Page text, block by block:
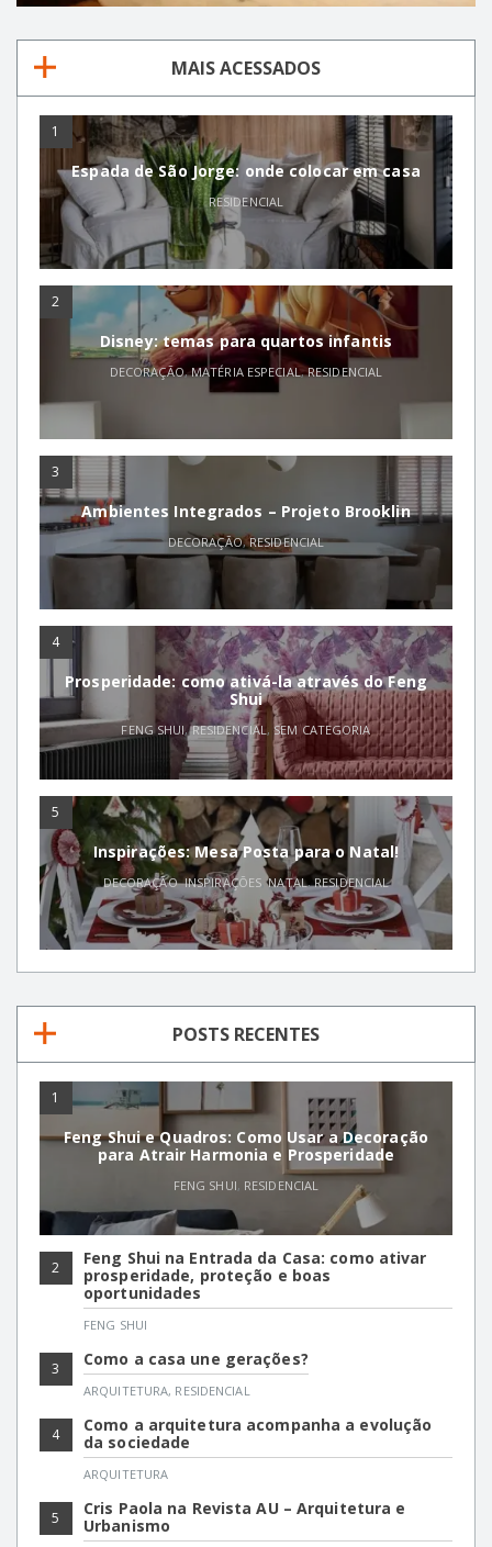
MAIS ACESSADOS
1
Espada de São Jorge: onde colocar em casa
RESIDENCIAL
2
Disney: temas para quartos infantis
DECORAÇÃO,MATÉRIA ESPECIAL,RESIDENCIAL
3
Ambientes Integrados – Projeto Brooklin
DECORAÇÃO,RESIDENCIAL
4
Prosperidade: como ativá-la através do Feng
Shui
FENG SHUI,RESIDENCIAL ,SEM CATEGORIA
5
Inspirações: Mesa Posta para o Natal!
DECORAÇÃO,INSPIRAÇÕES ,NATAL,RESIDENCIAL
POSTS RECENTES
1
Feng Shui e Quadros: Como Usar a Decoração
para Atrair Harmonia e Prosperidade
FENG SHUI, RESIDENCIAL
2
Feng Shui na Entrada da Casa: como ativar
prosperidade, proteção e boas
oportunidades
FENG SHUI
3 Como a casa une gerações?
ARQUITETURA, RESIDENCIAL
4
Como a arquitetura acompanha a evolução
da sociedade
ARQUITETURA
5
Cris Paola na Revista AU – Arquitetura e
Urbanismo